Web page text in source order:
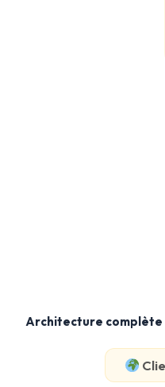
Architecture complète